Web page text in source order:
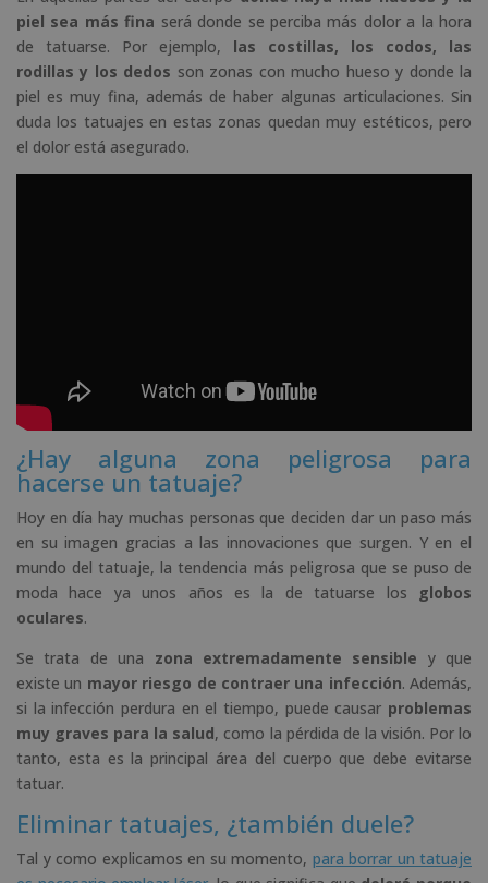
piel sea más fina será donde se perciba más dolor a la hora
de tatuarse. Por ejemplo, las costillas, los codos, las
rodillas y los dedos son zonas con mucho hueso y donde la
piel es muy fina, además de haber algunas articulaciones. Sin
duda los tatuajes en estas zonas quedan muy estéticos, pero
el dolor está asegurado.
¿Hay alguna zona peligrosa para
hacerse un tatuaje?
Hoy en día hay muchas personas que deciden dar un paso más
en su imagen gracias a las innovaciones que surgen. Y en el
mundo del tatuaje, la tendencia más peligrosa que se puso de
moda hace ya unos años es la de tatuarse los
globos
oculares.
Se trata de una zona extremadamente sensible y que
existe un mayor riesgo de contraer una infección. Además,
si la infección perdura en el tiempo, puede causar problemas
muy graves para la salud, como la pérdida de la visión. Por lo
tanto, esta es la principal área del cuerpo que debe evitarse
tatuar.
Eliminar tatuajes, ¿también duele?
Tal y como explicamos en su momento, para borrar un tatuaje